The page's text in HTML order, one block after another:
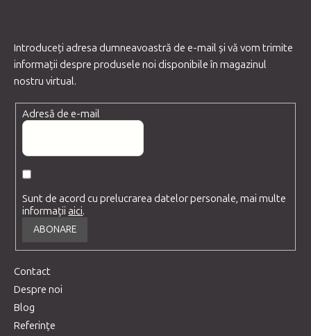
Introduceţi adresa dumneavoastră de e-mail şi vă vom trimite
informaţii despre produsele noi disponibile în magazinul
nostru virtual.
Adresă de e-mail
Sunt de acord cu prelucrarea datelor personale, mai multe
informațiiaici.
ABONARE
Contact
Despre noi
Blog
Referințe